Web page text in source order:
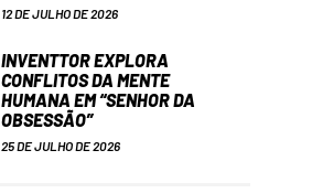
12 DE JULHO DE 2026
INVENTTOR EXPLORA
CONFLITOS DA MENTE
HUMANA EM “SENHOR DA
OBSESSÃO”
25 DE JULHO DE 2026